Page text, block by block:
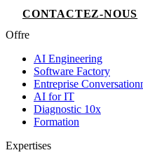
CONTACTEZ-NOUS
Offre
AI Engineering
Software Factory
Entreprise
AI for IT
Diagnostic 10x
Formation
Expertises